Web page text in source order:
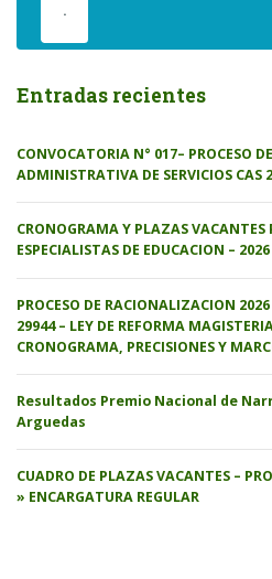
.
Entradas recientes
CONVOCATORIA N° 017– PROCESO
ADMINISTRATIVA DE SERVICIOS CAS
CRONOGRAMA Y PLAZAS VACANTES
ESPECIALISTAS DE EDUCACION – 2026
PROCESO DE RACIONALIZACION
29944 – LEY DE REFORMA
CRONOGRAMA, PRECISIONES Y
Resultados Premio Nacional de
Arguedas
CUADRO DE PLAZAS VACANTES –
» ENCARGATURA REGULAR